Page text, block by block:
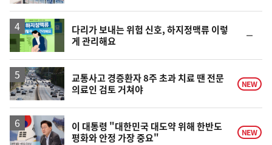
일
다리가 보내는 위험 신호, 하지정맥류 이렇
게 관리해요
일
교통사고 경증환자 8주 초과 치료 땐 전문
의료인 검토 거쳐야
NEW
이 대통령 "대한민국 대도약 위해 한반도
평화와 안정 가장 중요"
NEW